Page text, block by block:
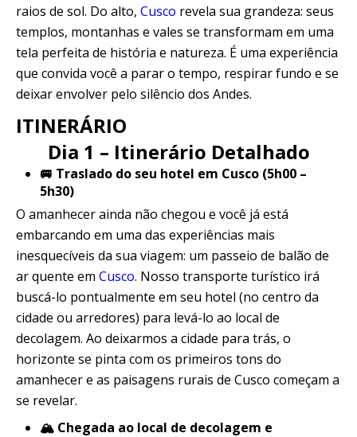
Quillabamba
Salkantay
raios de sol. Do alto, Cusco revela sua grandeza: seus
templos, montanhas e vales se transformam em uma
tela perfeita de história e natureza. É uma experiência
que convida você a parar o tempo, respirar fundo e se
deixar envolver pelo silêncio dos Andes.
ITINERÁRIO
Dia 1 – Itinerário Detalhado
🚐 Traslado do seu hotel em Cusco (5h00 –
5h30)
O amanhecer ainda não chegou e você já está
embarcando em uma das experiências mais
inesquecíveis da sua viagem: um passeio de balão de
ar quente em Cusco. Nosso transporte turístico irá
buscá-lo pontualmente em seu hotel (no centro da
cidade ou arredores) para levá-lo ao local de
decolagem. Ao deixarmos a cidade para trás, o
horizonte se pinta com os primeiros tons do
amanhecer e as paisagens rurais de Cusco começam a
se revelar.
🏔️ Chegada ao local de decolagem e